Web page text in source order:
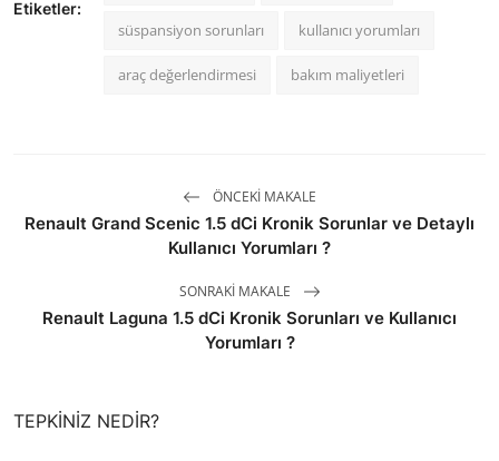
Etiketler:
süspansiyon sorunları kullanıcı yorumları
araç değerlendirmesi bakım maliyetleri
ÖNCEKI MAKALE
Renault Grand Scenic 1.5 dCi Kronik Sorunlar ve Detaylı
Kullanıcı Yorumları ?
SONRAKI MAKALE
Renault Laguna 1.5 dCi Kronik Sorunları ve Kullanıcı
Yorumları ?
TEPKINIZ NEDIR?